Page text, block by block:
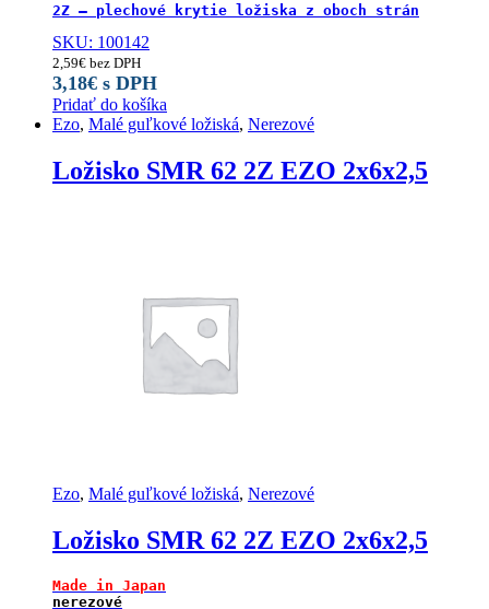
2Z – plechové krytie ložiska z oboch strán
SKU: 100142
2,59€ bez DPH
3,18€ s DPH
Pridať do košíka
Ezo, Malé guľkové ložiská, Nerezové
Ložisko SMR 62 2Z EZO 2x6x2,5
Ezo, Malé guľkové ložiská, Nerezové
Ložisko SMR 62 2Z EZO 2x6x2,5